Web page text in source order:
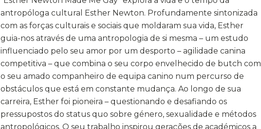
antropóloga cultural Esther Newton. Profundamente sintonizada
com as forças culturais e sociais que moldaram sua vida, Esther
guia-nos através de uma antropologia de si mesma – um estudo
influenciado pelo seu amor por um desporto – agilidade canina
competitiva – que combina o seu corpo envelhecido de butch com
o seu amado companheiro de equipa canino num percurso de
obstáculos que está em constante mudança. Ao longo de sua
carreira, Esther foi pioneira – questionando e desafiando os
pressupostos do status quo sobre género, sexualidade e métodos
antropológicos. O seu trabalho inspirou gerações de académicos a